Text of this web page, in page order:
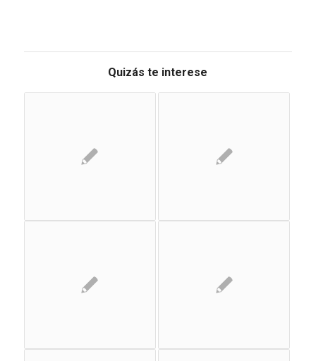
Quizás te interese